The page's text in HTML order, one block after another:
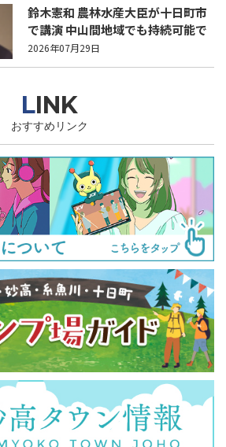
鈴木憲和 農林水産大臣が十日町市
で講演 中山間地域でも持続可能で
稼げる農業とは？
2026年07月29日
LINK
おすすめリンク